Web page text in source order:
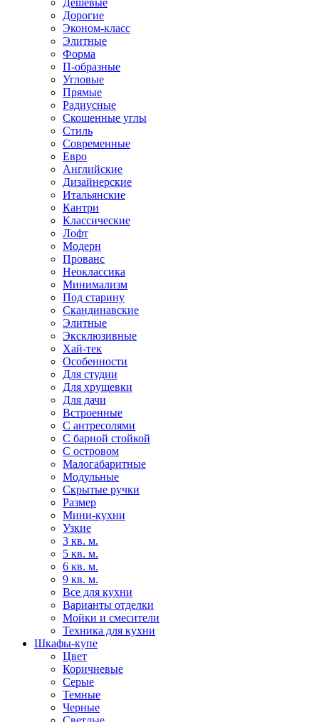
Дешевые
Дорогие
Эконом-класс
Элитные
Форма
П-образные
Угловые
Прямые
Радиусные
Скошенные углы
Стиль
Современные
Евро
Английские
Дизайнерские
Итальянские
Кантри
Классические
Лофт
Модерн
Прованс
Неоклассика
Минимализм
Под старину
Скандинавские
Элитные
Эксклюзивные
Хай-тек
Особенности
Для студии
Для хрущевки
Для дачи
Встроенные
С антресолями
С барной стойкой
С островом
Малогабаритные
Модульные
Скрытые ручки
Размер
Мини-кухни
Узкие
3 кв. м.
5 кв. м.
6 кв. м.
9 кв. м.
Все для кухни
Варианты отделки
Мойки и смесители
Техника для кухни
Шкафы-купе
Цвет
Коричневые
Серые
Темные
Черные